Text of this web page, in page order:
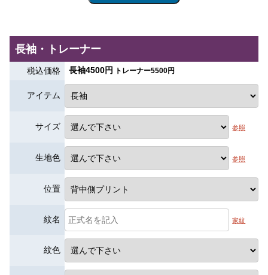
長袖・トレーナー
税込価格 長袖4500円 トレーナー5500円
アイテム
サイズ 参照
生地色 参照
位置
紋名 家紋
紋色